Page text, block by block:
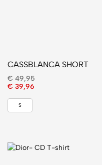
CASSBLANCA SHORT
€49,95
€ 39,96
S